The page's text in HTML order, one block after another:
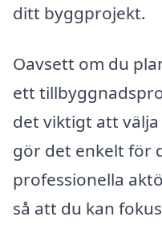
ditt byggprojekt.
Oavsett om du
ett
det viktigt att
gör det enkelt för
professionella
så att du kan